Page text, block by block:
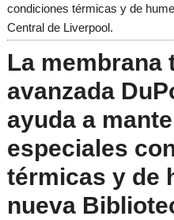
condiciones térmicas y de
Central de Liverpool.
La membrana
avanzada
ayuda a
especiales
térmicas y de
nueva